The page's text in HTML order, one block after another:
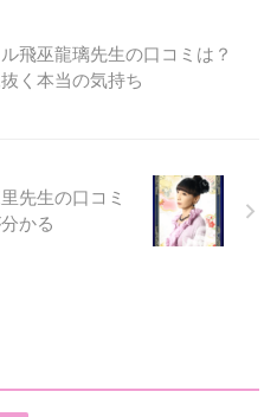
飛巫龍璃先生の口コミは？
く本当の気持ち
先生の口コミ
かる